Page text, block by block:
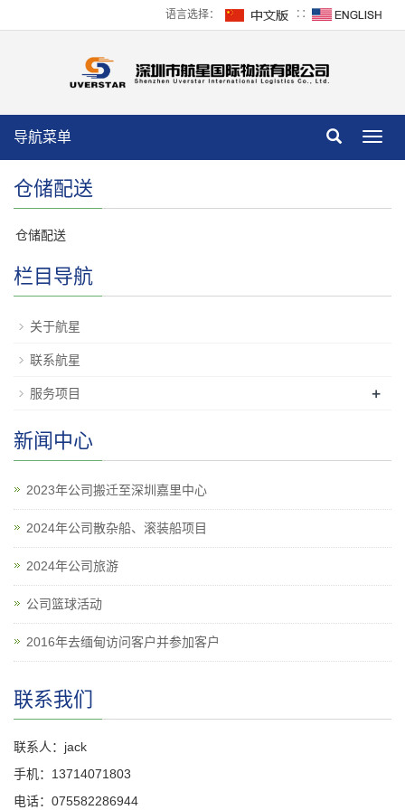
语言选择： ∷
导航菜单
仓储配送
仓储配送
栏目导航
关于航星
联系航星
服务项目 +
新闻中心
2023年公司搬迁至深圳嘉里中心
2024年公司散杂船、滚装船项目
2024年公司旅游
公司篮球活动
2016年去缅甸访问客户并参加客户
联系我们
联系人：jack
手机：13714071803
电话：075582286944